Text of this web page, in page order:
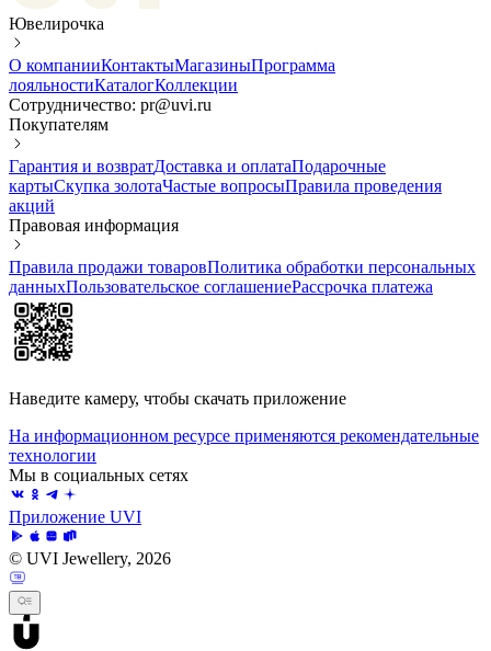
Ювелирочка
О компанииКонтактыМагазиныПрограмма
лояльностиКаталогКоллекции
Сотрудничество: pr@uvi.ru
Покупателям
Гарантия и возвратДоставка и оплатаПодарочные
картыСкупка золотаЧастые вопросыПравила проведения
акций
Правовая информация
Правила продажи товаровПолитика обработки персональных
данныхПользовательское соглашениеРассрочка платежа
Наведите камеру, чтобы скачать приложение
На информационном ресурсе применяются рекомендательные
технологии
Мы в социальных сетях
Приложение UVI
© UVI Jewellery, 2026